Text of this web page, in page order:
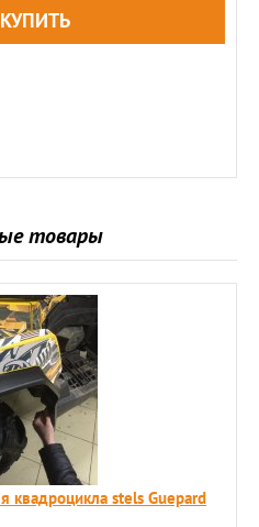
товары
квадроцикла stels Guepard